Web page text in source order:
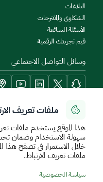
ملفات تعريف
هذا الموقع يستخدم ملفات
سهولة الاستخدام وضمان
خلال الاستمرار في تصفح هذا
ملفات تعريف الارتباط.
سياسة الخصوصية
البلاغات
الشكاوى والمقترحات
الأسئلة الشائعة
قيم تجربتك الرقمية
وسائل التواصل الاجتماعي
أدوات الإتاحة وامكانية
سياسة الإستخدام الآمن